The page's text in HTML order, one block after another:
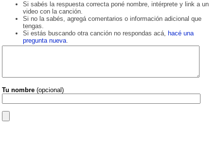
Si sabés la respuesta correcta poné nombre, intérprete y link a un
video con la canción.
Si no la sabés, agregá comentarios o información adicional que
tengas.
Si estás buscando otra canción no respondas acá, hacé una
pregunta nueva.
Tu nombre (opcional)